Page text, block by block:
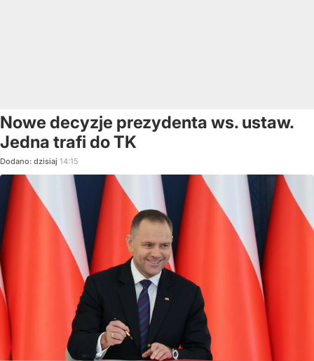
Nowe decyzje prezydenta ws. ustaw.
Jedna trafi do TK
Dodano: dzisiaj 14:15